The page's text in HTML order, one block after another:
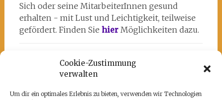
Cookie-Zustimmung
verwalten
Um dir ein optimales Erlebnis zu bieten, verwenden wir Technologien
Sich oder seine MitarbeiterInnen gesund
erhalten - mit Lust und Leichtigkeit, teilweise
gefördert. Finden Sie hier Möglichkeiten dazu.